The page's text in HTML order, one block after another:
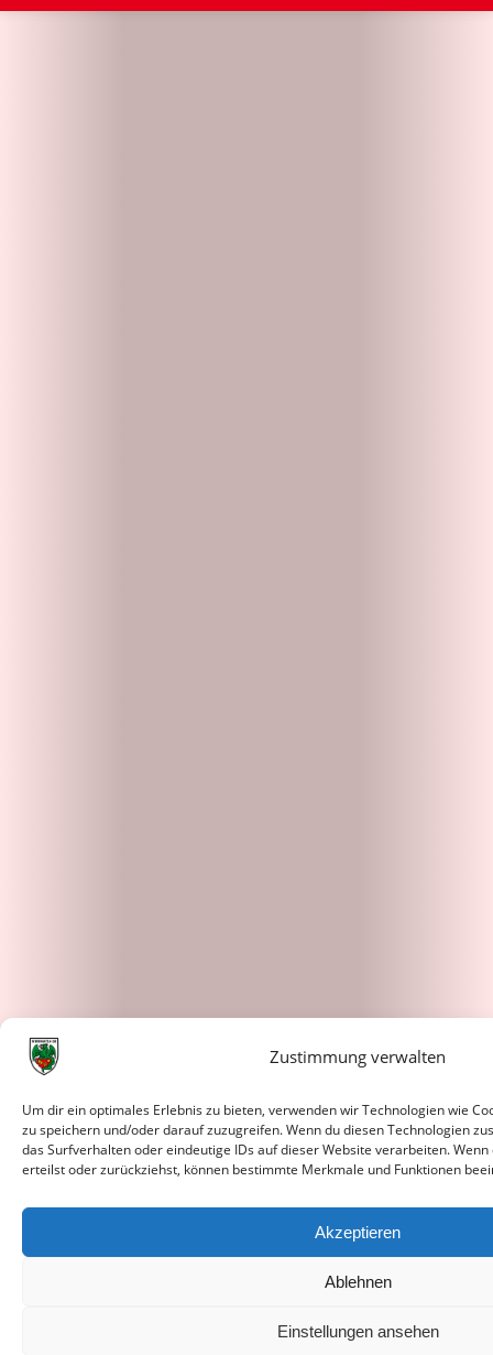
Zustimmung verwalten
Um dir ein optimales Erlebnis zu bieten, verwenden wir Technologien wie
zu speichern und/oder darauf zuzugreifen. Wenn du diesen Technologien
das Surfverhalten oder eindeutige IDs auf dieser Website verarbeiten.
erteilst oder zurückziehst, können bestimmte Merkmale und Funktionen
Akzeptieren
Ablehnen
Einstellungen ansehen